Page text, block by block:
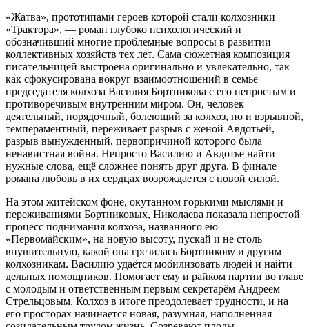
«Жатва», прототипами героев которой стали колхозники
«Трактора», — роман глубоко психологический и
обозначивший многие проблемные вопросы в развитии
коллективных хозяйств тех лет. Сама сюжетная композиция
писательницей выстроена оригинально и увлекательно, так
как сфокусирована вокруг взаимоотношений в семье
председателя колхоза Василия Бортникова с его непростым и
противоречивым внутренним миром. Он, человек
деятельный, порядочный, болеющий за колхоз, но и взрывной,
темпераментный, переживает разрыв с женой Авдотьей,
разрыв вынужденный, первопричиной которого была
ненавистная война. Непросто Василию и Авдотье найти
нужные слова, ещё сложнее понять друг друга. В финале
романа любовь в их сердцах возрождается с новой силой.
На этом житейском фоне, окутанном горькими мыслями и
переживаниями Бортниковых, Николаева показала непростой
процесс поднимания колхоза, названного ею
«Первомайским», на новую высоту, пускай и не столь
внушительную, какой она грезилась Бортникову и другим
колхозникам. Василию удаётся мобилизовать людей и найти
дельных помощников. Помогает ему и райком партии во главе
с молодым и ответственным первым секретарём Андреем
Стрельцовым. Колхоз в итоге преодолевает трудности, и на
его просторах начинается новая, разумная, наполненная